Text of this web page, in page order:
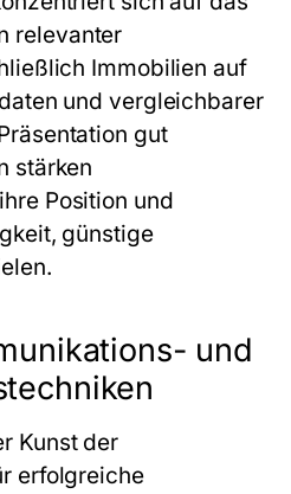
relevanter
Immobilien auf
und vergleichbarer
gut
stärken
Position und
günstige
und
Kunst der
erfolgreiche